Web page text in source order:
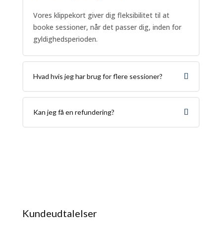
Vores klippekort giver dig fleksibilitet til at
booke sessioner, når det passer dig, inden for
gyldighedsperioden.
Hvad hvis jeg har brug for flere sessioner?
Kan jeg få en refundering?
Kundeudtalelser